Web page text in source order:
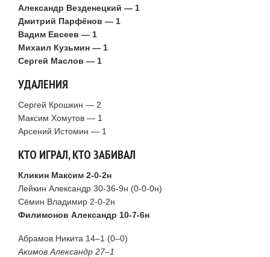
Александр Везденецкий — 1
Дмитрий Парфёнов — 1
Вадим Евсеев — 1
Михаил Кузьмин — 1
Сергей Маслов — 1
УДАЛЕНИЯ
Сергей Крошкин — 2
Максим Хомутов — 1
Арсений Истомин — 1
КТО ИГРАЛ, КТО ЗАБИВАЛ
Кликин Максим 2-0-2н
Лейкин Александр 30-36-9н (0-0-0н)
Сёмин Владимир 2-0-2н
Филимонов Александр 10-7-6н
Абрамов Никита 14–1 (0–0)
Акимов Александр 27–1